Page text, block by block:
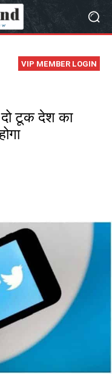
VIP MEMBER LOGIN
दो टूक देश का